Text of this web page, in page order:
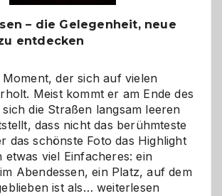
– die Gelegenheit, neue
entdecken
Moment, der sich auf vielen
Meist kommt er am Ende des
die Straßen langsam leeren
dass nicht das berühmteste
das schönste Foto das Highlight
etwas viel Einfacheres: ein
Abendessen, ein Platz, auf dem
ist als… Als
weiterlesen